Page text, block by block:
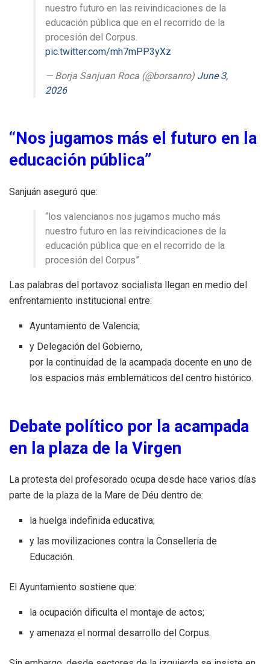
nuestro futuro en las reivindicaciones de la
educación pública que en el recorrido de la
procesión del Corpus.
pic.twitter.com/mh7mPP3yXz
— Borja Sanjuan Roca (@borsanro) June 3,
2026
“Nos jugamos más el futuro en la
educación pública”
Sanjuán aseguró que:
“los valencianos nos jugamos mucho más
nuestro futuro en las reivindicaciones de la
educación pública que en el recorrido de la
procesión del Corpus”.
Las palabras del portavoz socialista llegan en medio del
enfrentamiento institucional entre:
Ayuntamiento de Valencia;
y Delegación del Gobierno,
por la continuidad de la acampada docente en uno de
los espacios más emblemáticos del centro histórico.
Debate político por la acampada
en la plaza de la Virgen
La protesta del profesorado ocupa desde hace varios días
parte de la plaza de la Mare de Déu dentro de:
la huelga indefinida educativa;
y las movilizaciones contra la Conselleria de
Educación.
El Ayuntamiento sostiene que:
la ocupación dificulta el montaje de actos;
y amenaza el normal desarrollo del Corpus.